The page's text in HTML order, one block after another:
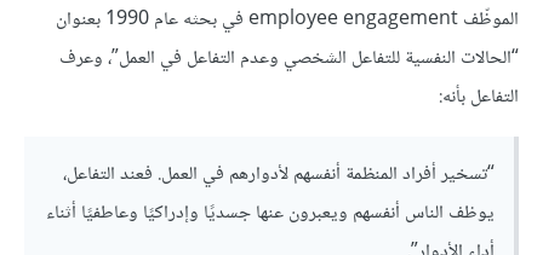
الموظّف employee engagement في بحثه عام 1990 بعنوان
“الحالات النفسية للتفاعل الشخصي وعدم التفاعل في العمل”، وعرف
التفاعل بأنه:
“تسخير أفراد المنظمة أنفسهم لأدوارهم في العمل. فعند التفاعل،
يوظف الناس أنفسهم ويعبرون عنها جسديًا وإدراكيًا وعاطفيًا أثناء